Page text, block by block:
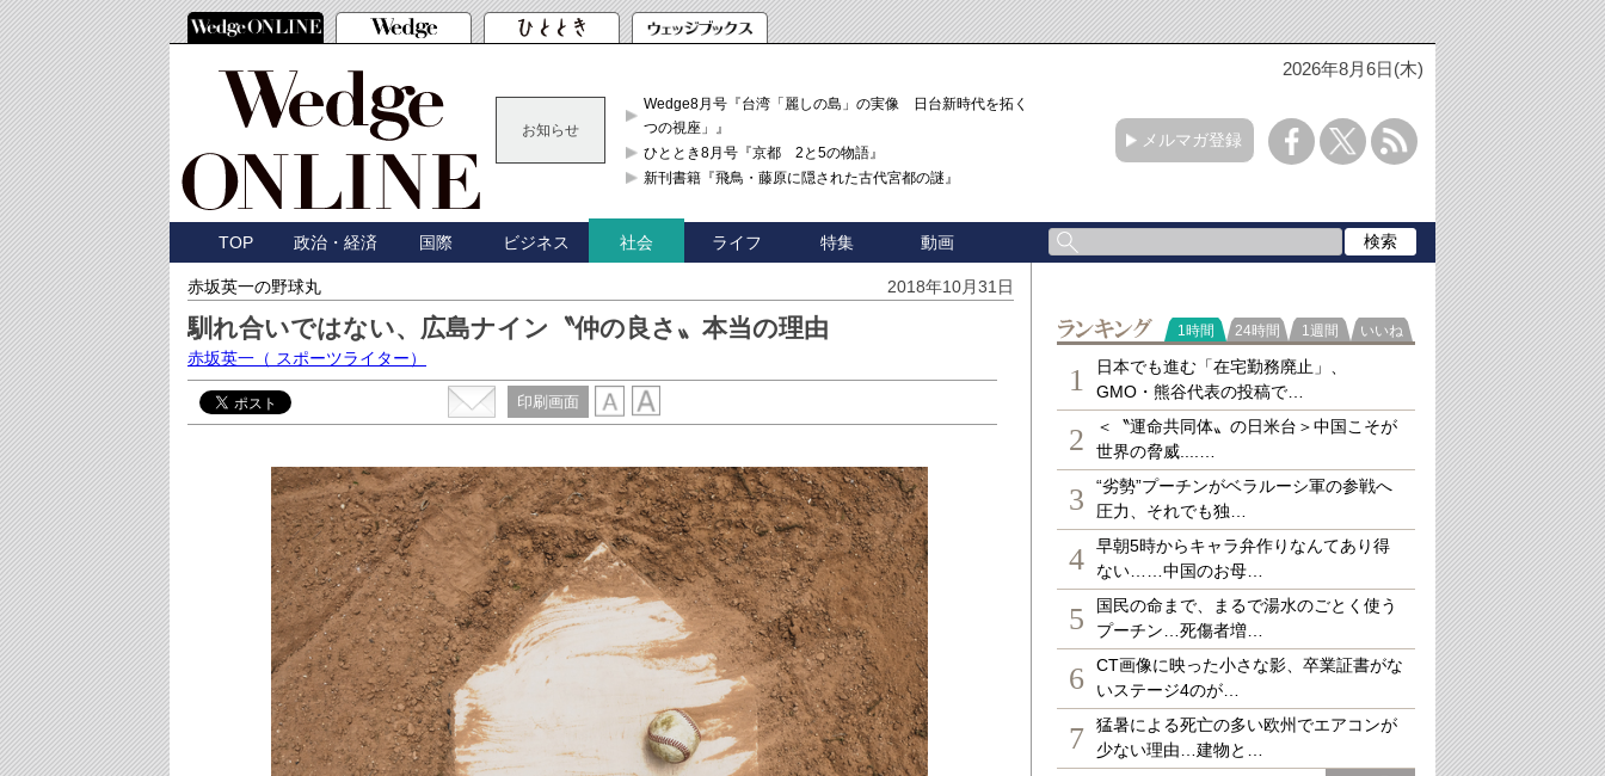
2026年8月6日(木)
お知らせ
Wedge8月号『台湾「麗しの島」の実像 日台新時代を拓く「3
つの視座」』
ひととき8月号『京都 2と5の物語』
新刊書籍『飛鳥・藤原に隠された古代宮都の謎』
メルマガ登録
TOP 政治・経済 国際 ビジネス 社会 ライフ 特集 動画
赤坂英一の野球丸 2018年10月31日
馴れ合いではない、広島ナイン〝仲の良さ〟本当の理由
赤坂英一 （ スポーツライター）
印刷画面
ランキング
1時間 24時間 1週間 いいね
1
日本でも進む「在宅勤務廃止」、
GMO・熊谷代表の投稿で…
2
＜〝運命共同体〟の日米台＞中国こそが
世界の脅威....…
3
“劣勢”プーチンがベラルーシ軍の参戦へ
圧力、それでも独…
4
早朝5時からキャラ弁作りなんてあり得
ない……中国のお母…
5
国民の命まで、まるで湯水のごとく使う
プーチン…死傷者増…
6
CT画像に映った小さな影、卒業証書がな
いステージ4のが…
7
猛暑による死亡の多い欧州でエアコンが
少ない理由…建物と…